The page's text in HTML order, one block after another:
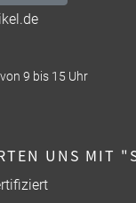
9 bis 15 Uhr
UNS MIT